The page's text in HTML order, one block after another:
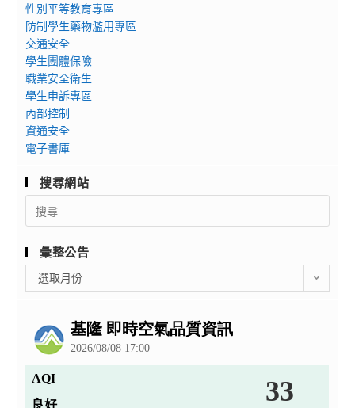
性別平等教育專區
防制學生藥物濫用專區
交通安全
學生團體保險
職業安全衛生
學生申訴專區
內部控制
資通安全
電子書庫
搜尋網站
Search
for:
彙整公告
整
選取月份